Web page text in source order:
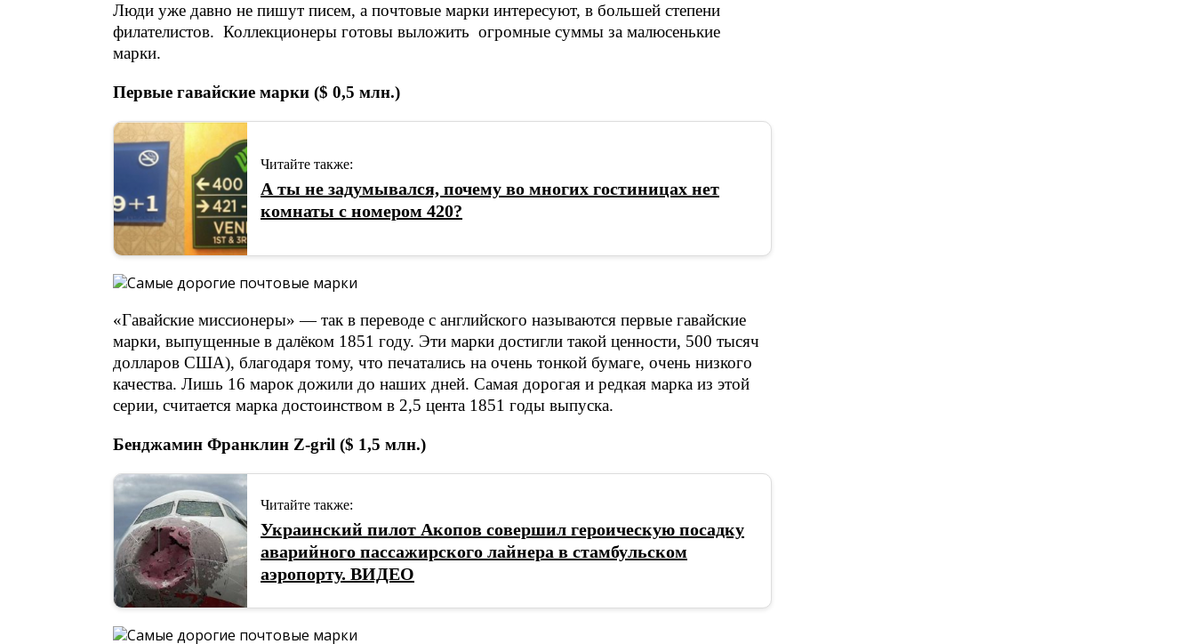
Люди уже давно не пишут писем, а почтовые марки интересуют, в большей степени
филателистов. Коллекционеры готовы выложить огромные суммы за малюсенькие
марки.
Первые гавайские марки ($ 0,5 млн.)
Читайте также:
А ты не задумывался, почему во многих гостиницах нет
комнаты с номером 420?
«Гавайские миссионеры» — так в переводе с английского называются первые гавайские
марки, выпущенные в далёком 1851 году. Эти марки достигли такой ценности, 500 тысяч
долларов США), благодаря тому, что печатались на очень тонкой бумаге, очень низкого
качества. Лишь 16 марок дожили до наших дней. Самая дорогая и редкая марка из этой
серии, считается марка достоинством в 2,5 цента 1851 годы выпуска.
Бенджамин Франклин Z-gril ($ 1,5 млн.)
Читайте также:
Украинский пилот Акопов совершил героическую посадку
аварийного пассажирского лайнера в стамбульском
аэропорту. ВИДЕО